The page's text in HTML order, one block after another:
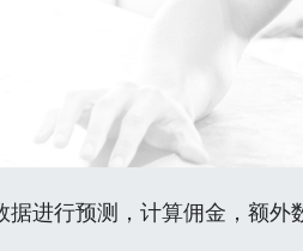
进行预测，计算佣金，额外